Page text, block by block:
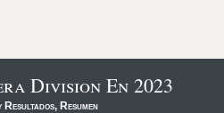
Division En 2023
Resumen